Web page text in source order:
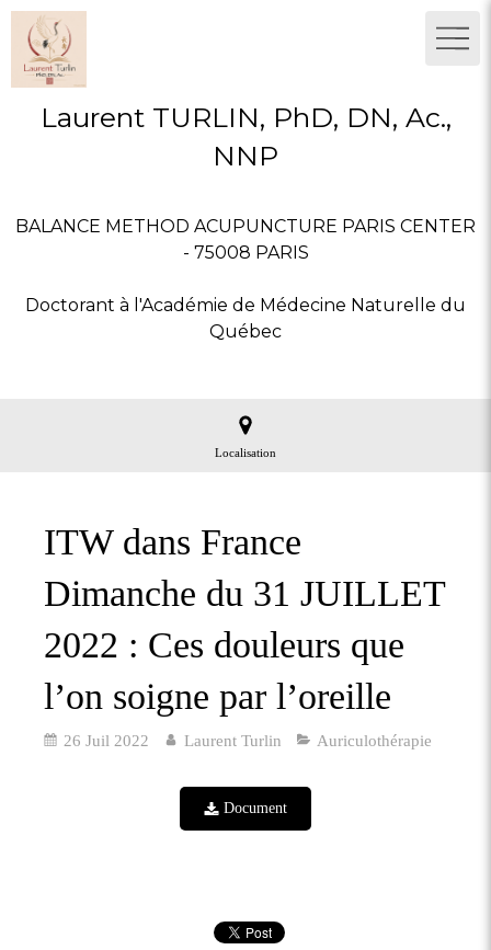
Laurent TURLIN, PhD, DN, Ac.,
NNP
BALANCE METHOD ACUPUNCTURE PARIS CENTER
- 75008 PARIS
Doctorant à l'Académie de Médecine Naturelle du
Québec
Localisation
ITW dans France
Dimanche du 31 JUILLET
2022 : Ces douleurs que
l’on soigne par l’oreille
26 Juil 2022 Laurent Turlin Auriculothérapie
Document